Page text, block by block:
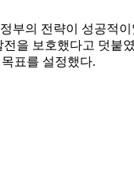
부의 전략이 성공적
을 보호했다고 덧붙
표를 설정했다.